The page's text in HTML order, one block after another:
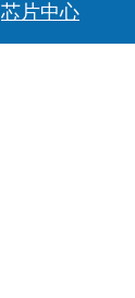
芯片中心